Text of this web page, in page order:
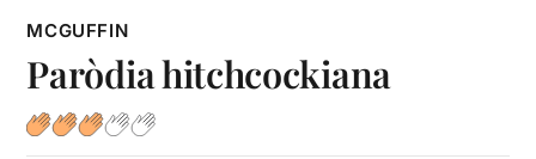
MCGUFFIN
Paròdia hitchcockiana